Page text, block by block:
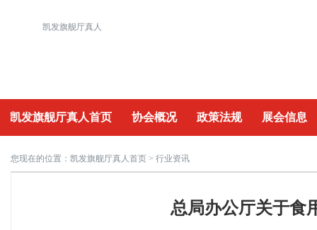
凯发旗舰厅真人
凯发旗舰厅真人首页 协会概况 政策法规 展会信息
重要活动
您现在的位置： 凯发旗舰厅真人首页 > 行业资讯
总局办公厅关于食